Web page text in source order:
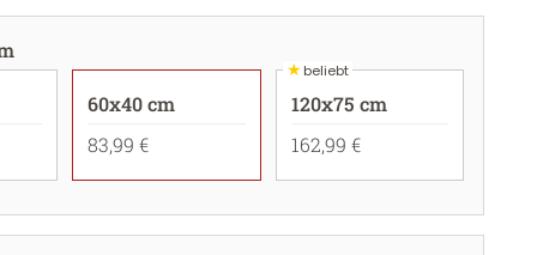
60x40 cm
83,99 €
★beliebt
120x75 cm
162,99 €